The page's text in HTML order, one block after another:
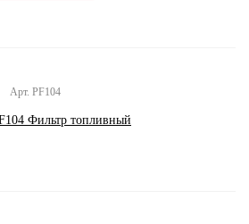
Арт. PF104
Фильтр топливный